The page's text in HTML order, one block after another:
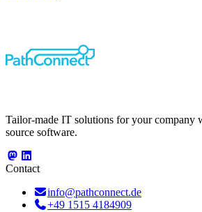
Tailor-made IT solutions for your company
source software.
Contact
info@pathconnect.de
+49 1515 4184909